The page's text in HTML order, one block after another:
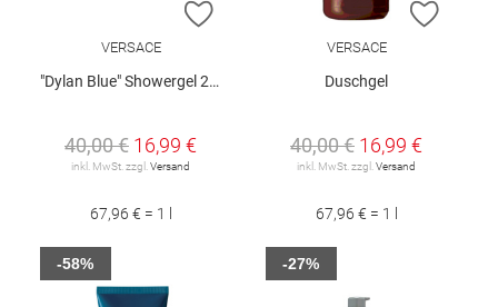
ZUR WUNSCHLISTE HINZUFÜGEN
VERSACE
"Dylan Blue" Showergel 250 ml
40,00 € 16,99 €
inkl. MwSt. zzgl. Versand
67,96 € = 1 l
ZUR
VERSACE
Duschgel
40,00 € 16,99 €
inkl. MwSt. zzgl. Versand
67,96 € = 1 l
-58% -27%